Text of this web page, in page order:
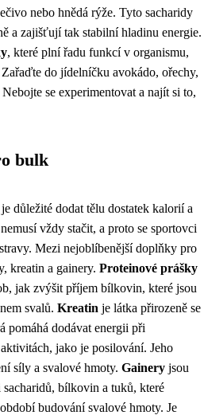
nebo hnědá rýže. Tyto sacharidy
a zajišťují tak stabilní hladinu energie.
, které plní řadu funkcí v organismu,
do jídelníčku avokádo, ořechy,
se experimentovat a najít si to,
bulk
důležité dodat tělu dostatek kalorií a
vždy stačit, a proto se sportovci
Mezi nejoblíbenější doplňky pro
kreatin a gainery. Proteinové prášky
jak zvýšit příjem bílkovin, které jsou
svalů. Kreatin je látka přirozeně se
pomáhá dodávat energii při
jako je posilování. Jeho
síly a svalové hmoty. Gainery jsou
bílkovin a tuků, které
budování svalové hmoty. Je